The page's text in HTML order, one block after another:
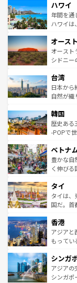
ば市内交
着のスイ
のような
ンメント
西部には
部のニュ
文化が魅
しみなが
ならではの贅
情報はコ
ハワイ
年間を通
ハワイは
ワイ島は
島だが、
おすすめ
れるおも
人々、お
ク、伝統
ワイを、存分に
はコンテ
オース
オースト
シドニー
リアリー
ク）、タ
ど、見ど
いる。ア
ビング、
い。オー
参照して
台湾
日本から
自然が織
ン）、静
と山間の
驚きをも
容にもい
照してほ
韓国
歴史ある
-POPで
き、地方
できる。
まで、さ
リティに
覧を参照
ベトナ
豊かな自
く伸びる
急速な発
ーチミン
醸し出し
とつ。フ
ひ現地で
が旅行者
参照して
タイ
タイは、
国だ。首
の活気が
帯で自然
いビーチ
激する。
が待って
た文化、
香港
アジアと
もってい
み、どこ
ており、
うな絶景
シンガ
アジアの
シンガポ